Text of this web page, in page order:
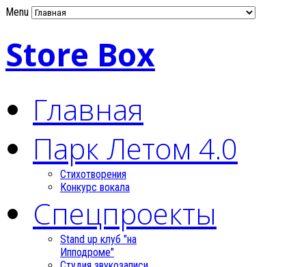
Menu
Store Box
Главная
Парк Летом 4.0
Стихотворения
Конкурс вокала
Спецпроекты
Stand up клуб "на
Ипподроме"